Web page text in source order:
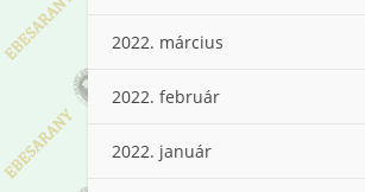
2022. március
2022. február
2022. január